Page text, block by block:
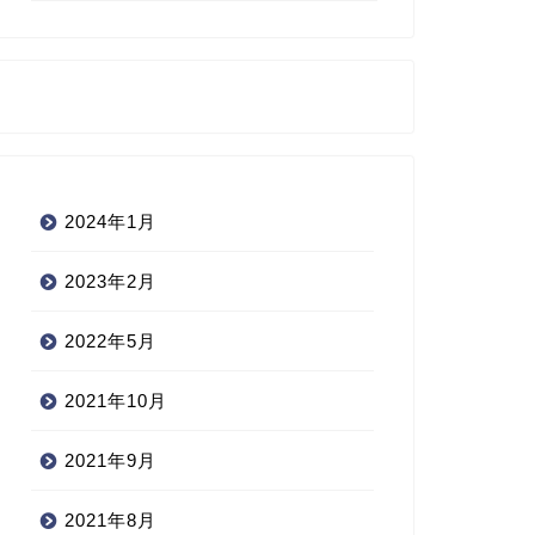
2024年1月
2023年2月
2022年5月
2021年10月
2021年9月
2021年8月